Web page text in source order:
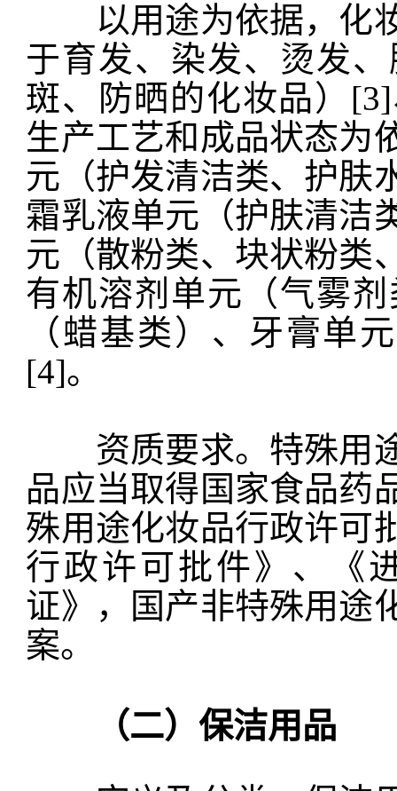
以用途为依据，化妆
于育发、染发、烫发
斑、防晒的化妆品）
生产工艺和成品状态为
元（护发清洁类、护肤
霜乳液单元（护肤清洁
元（散粉类、块状粉类
有机溶剂单元（气雾
（蜡基类）、牙膏单
[4]。
资质要求。特殊用途
品应当取得国家食品药
殊用途化妆品行政许可
行政许可批件》、《
证》，国产非特殊用途
案。
（二）保洁用品